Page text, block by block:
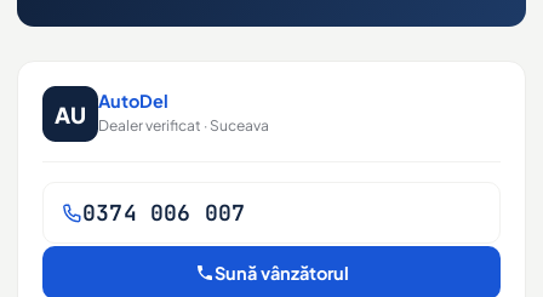
AU AutoDel
Dealer verificat · Suceava
0374 006 007
Sună vânzătorul